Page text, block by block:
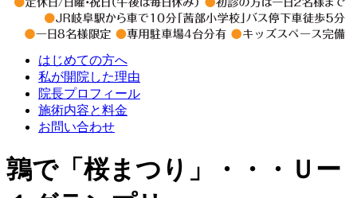
はじめての方へ
私が開院した理由
院長プロフィール
施術内容と料金
お問い合わせ
鶉で「桜まつり」・・・Ｕー